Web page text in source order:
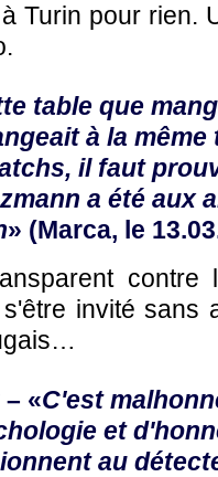
Turin pour rien.
table que
à la
il faut
a été aux
» (Marca, le
contre
invité sans
«C'est
et
au